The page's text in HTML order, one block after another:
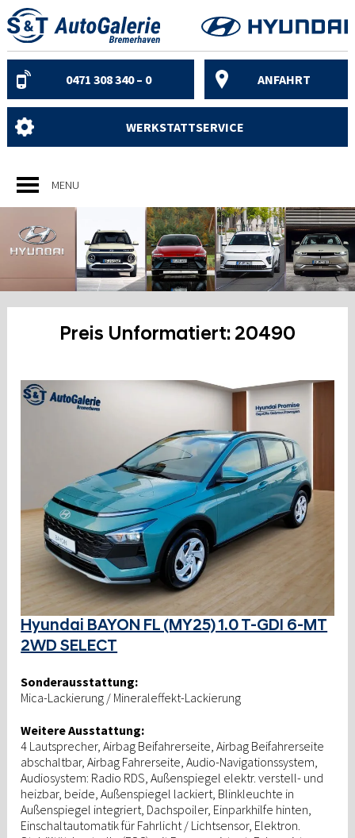
Skip
to
content
0471 308 340 – 0 ANFAHRT
WERKSTATTSERVICE
MENU
Preis Unformatiert: 20490
Hyundai BAYON FL (MY25) 1.0 T-GDI 6-MT
2WD SELECT
Sonderausstattung:
Mica-Lackierung / Mineraleffekt-Lackierung
Weitere Ausstattung:
4 Lautsprecher, Airbag Beifahrerseite, Airbag Beifahrerseite
abschaltbar, Airbag Fahrerseite, Audio-Navigationssystem,
Audiosystem: Radio RDS, Außenspiegel elektr. verstell- und
heizbar, beide, Außenspiegel lackiert, Blinkleuchte in
Außenspiegel integriert, Dachspoiler, Einparkhilfe hinten,
Einschaltautomatik für Fahrlicht / Lichtsensor, Elektron.